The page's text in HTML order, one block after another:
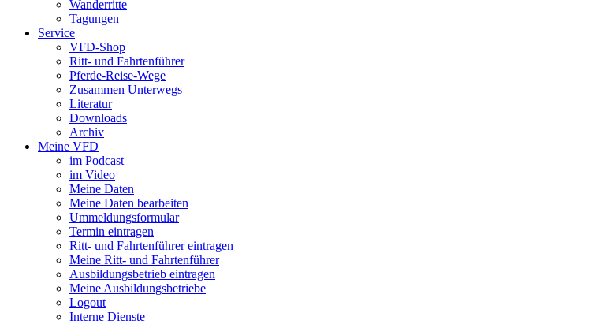
Wanderritte
Tagungen
Service
VFD-Shop
Ritt- und Fahrtenführer
Pferde-Reise-Wege
Zusammen Unterwegs
Literatur
Downloads
Archiv
Meine VFD
im Podcast
im Video
Meine Daten
Meine Daten bearbeiten
Ummeldungsformular
Termin eintragen
Ritt- und Fahrtenführer eintragen
Meine Ritt- und Fahrtenführer
Ausbildungsbetrieb eintragen
Meine Ausbildungsbetriebe
Logout
Interne Dienste